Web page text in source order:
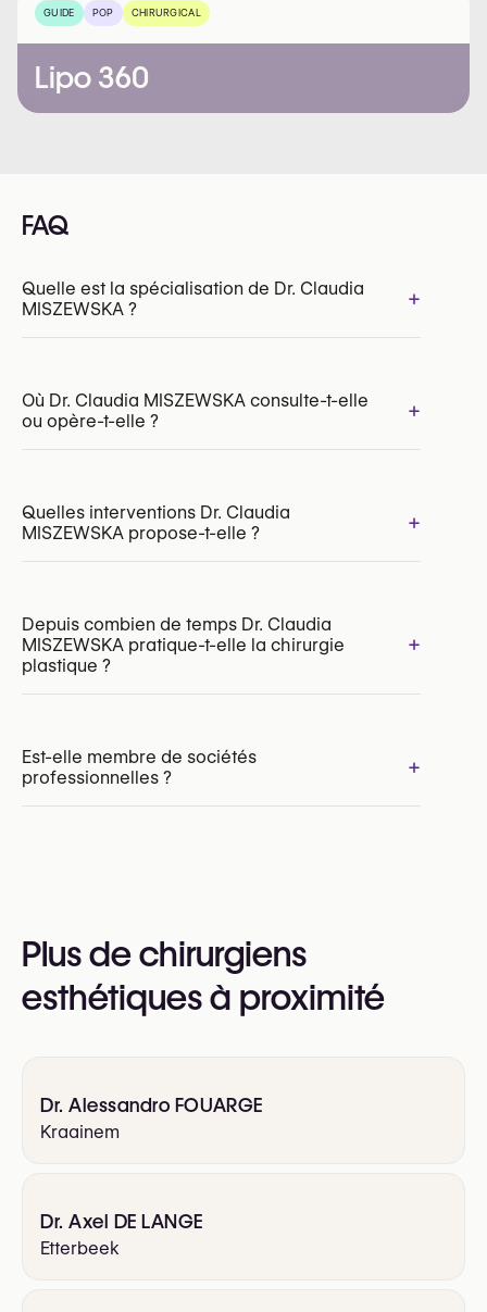
GUIDE POP CHIRURGICAL
Lipo 360
FAQ
Quelle est la spécialisation de Dr. Claudia
MISZEWSKA ?
+
INAMI/RIZIV:174649-48-210
Où Dr. Claudia MISZEWSKA consulte-t-elle
ou opère-t-elle ?
+
Quelles interventions Dr. Claudia
MISZEWSKA propose-t-elle ?
+
Augmentation mammaire par par implants
Réduction mammaire
Lifting mammaire (mastopexie)
Augmentation mammaire par lipofilling
Depuis combien de temps Dr. Claudia
MISZEWSKA pratique-t-elle la chirurgie
plastique ?
+
Est-elle membre de sociétés
professionnelles ?
+
Groupement Belge des Spécialistes)
Plus de chirurgiens
esthétiques à proximité
Dr. Alessandro FOUARGE
Kraainem
Dr. Axel DE LANGE
Etterbeek